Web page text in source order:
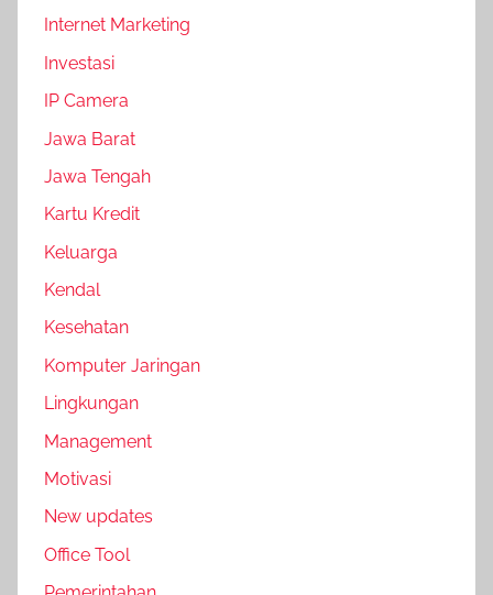
Internet Marketing
Investasi
IP Camera
Jawa Barat
Jawa Tengah
Kartu Kredit
Keluarga
Kendal
Kesehatan
Komputer Jaringan
Lingkungan
Management
Motivasi
New updates
Office Tool